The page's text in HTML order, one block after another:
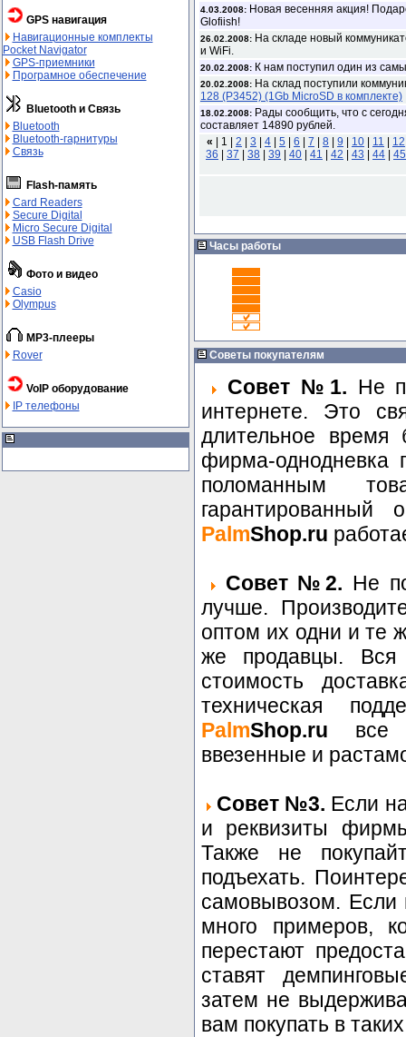
GPS навигация
Навигационные комплекты
Pocket Navigator
GPS-приемники
Програмное обеспечение
Bluetooth и Связь
Bluetooth
Bluetooth-гарнитуры
Связь
Flash-память
Card Readers
Secure Digital
Micro Secure Digital
USB Flash Drive
Фото и видео
Casio
Olympus
MP3-плееры
Rover
VoIP оборудование
IP телефоны
4.03.2008: Новая весенняя акция!
Glofiish!
26.02.2008: На складе новый
и WiFi.
20.02.2008: К нам поступил один из
20.02.2008: На склад поступили
128 (P3452) (1Gb MicroSD в комплекте)
18.02.2008: Рады сообщить, что с
составляет 14890 рублей.
«
1 | 2 3 4 5 6 7 8 9 10 11 12
36
37 38 39 40 41 42 43 44 45
Часы работы
Советы покупателям
Совет №1. Не
интернете. Это
длительное время
фирма-однодневка
поломанным
гарантированный
PalmShop.ru
Совет №2. Не
лучше.
оптом их одни и те
же продавцы. Вся
стоимость
техническая
PalmShop.ru все
ввезенные и
Совет №3. Если
и реквизиты
Также не
подъехать.
самовывозом.
много примеров,
перестают
ставят
затем не
вам покупать в